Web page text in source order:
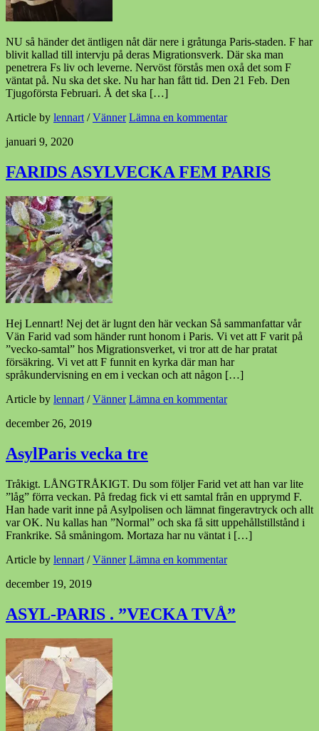
NU så händer det äntligen nåt där nere i gråtunga Paris-staden. F har
blivit kallad till intervju på deras Migrationsverk. Där ska man
penetrera Fs liv och leverne. Nervöst förstås men oxå det som F
väntat på. Nu ska det ske. Nu har han fått tid. Den 21 Feb. Den
Tjugoförsta Februari. Å det ska […]
Article by lennart /Vänner Lämna en kommentar
januari 9, 2020
FARIDS ASYLVECKA FEM PARIS
Hej Lennart! Nej det är lugnt den här veckan Så sammanfattar vår
Vän Farid vad som händer runt honom i Paris. Vi vet att F varit på
”vecko-samtal” hos Migrationsverket, vi tror att de har pratat
försäkring. Vi vet att F funnit en kyrka där man har
språkundervisning en em i veckan och att någon […]
Article by lennart /Vänner Lämna en kommentar
december 26, 2019
AsylParis vecka tre
Tråkigt. LÅNGTRÅKIGT. Du som följer Farid vet att han var lite
”låg” förra veckan. På fredag fick vi ett samtal från en upprymd F.
Han hade varit inne på Asylpolisen och lämnat fingeravtryck och allt
var OK. Nu kallas han ”Normal” och ska få sitt uppehållstillstånd i
Frankrike. Så småningom. Mortaza har nu väntat i […]
Article by lennart /Vänner Lämna en kommentar
december 19, 2019
ASYL-PARIS . ”VECKA TVÅ”